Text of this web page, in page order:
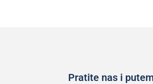
Pratite nas i